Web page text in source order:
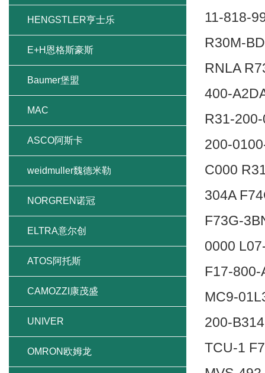
11-818-
R30M-
RNLA
400-
R31-
200-
C000
304A
F73G-
0000
F17-
MC9-
200-
TCU-1
HENGSTLER亨士乐
E+H恩格斯豪斯
Baumer堡盟
MAC
ASCO阿斯卡
weidmuller魏德米勒
NORGREN诺冠
ELTRA意尔创
ATOS阿托斯
CAMOZZI康茂盛
UNIVER
OMRON欧姆龙